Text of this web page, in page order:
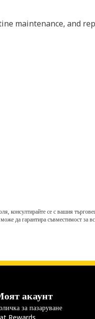
maintenance, and
се с вашия
да гарантира съвместимост за
акаунт
за пазаруване